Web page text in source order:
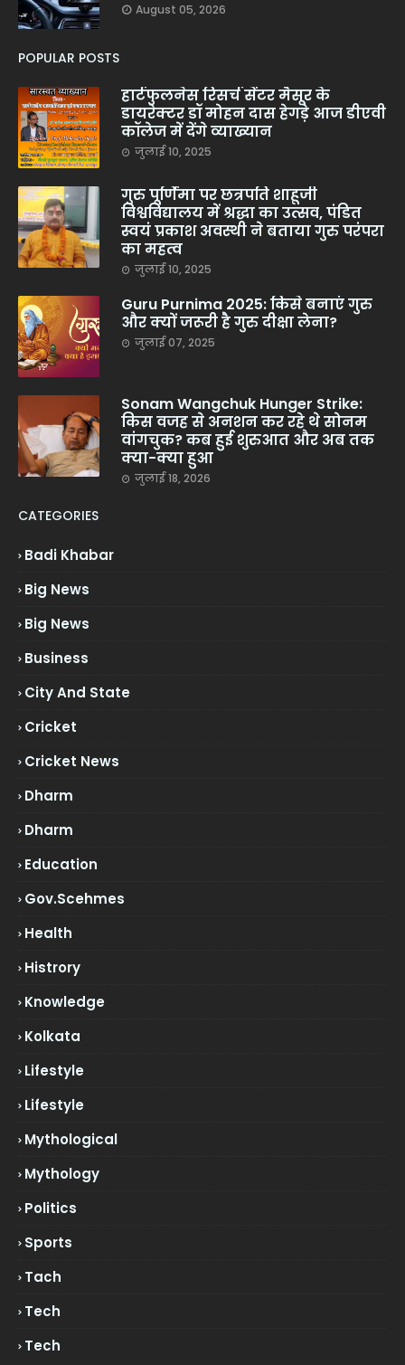
August 05, 2026
POPULAR POSTS
हार्टफुलनेस रिसर्च सेंटर मैसूर के
डायरेक्टर डॉ मोहन दास हेगड़े आज डीएवी
कॉलेज में देंगे व्याख्यान
जुलाई 10, 2025
गुरु पूर्णिमा पर छत्रपति शाहूजी
विश्वविद्यालय में श्रद्धा का उत्सव, पंडित
स्वयं प्रकाश अवस्थी ने बताया गुरु परंपरा
का महत्व
जुलाई 10, 2025
Guru Purnima 2025: किसे बनाएं गुरु
और क्यों जरूरी है गुरु दीक्षा लेना?
जुलाई 07, 2025
Sonam Wangchuk Hunger Strike:
किस वजह से अनशन कर रहे थे सोनम
वांगचुक? कब हुई शुरुआत और अब तक
क्या-क्या हुआ
जुलाई 18, 2026
CATEGORIES
Badi Khabar
Big News
Big News
Business
City And State
Cricket
Cricket News
Dharm
Dharm
Education
Gov.scehmes
Health
Histrory
Knowledge
Kolkata
Lifestyle
Lifestyle
Mythological
Mythology
Politics
Sports
Tach
Tech
Tech